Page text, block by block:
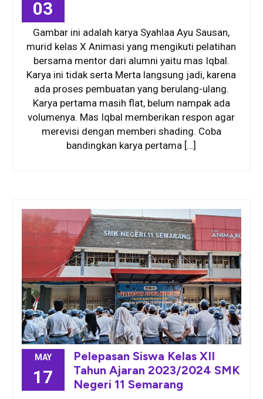
03
Gambar ini adalah karya Syahlaa Ayu Sausan,
murid kelas X Animasi yang mengikuti pelatihan
bersama mentor dari alumni yaitu mas Iqbal.
Karya ini tidak serta Merta langsung jadi, karena
ada proses pembuatan yang berulang-ulang.
Karya pertama masih flat, belum nampak ada
volumenya. Mas Iqbal memberikan respon agar
merevisi dengan memberi shading. Coba
bandingkan karya pertama […]
MAY
17
Pelepasan Siswa Kelas XII
Tahun Ajaran 2023/2024 SMK
Negeri 11 Semarang